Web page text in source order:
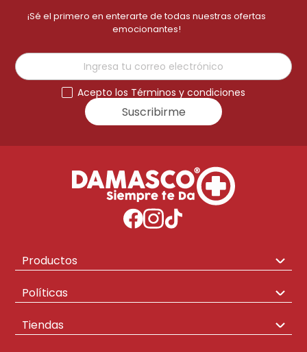
¡Sé el primero en enterarte de todas nuestras ofertas
emocionantes!
Acepto los Términos y condiciones
Suscribirme
Productos
Congeladores
Hogar
Políticas
Envíos y Cambios
Tiendas